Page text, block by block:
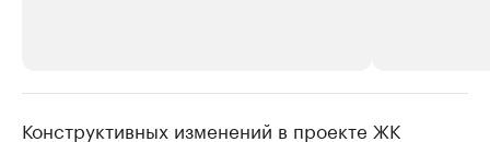
Конструктивных изменений в проекте ЖК